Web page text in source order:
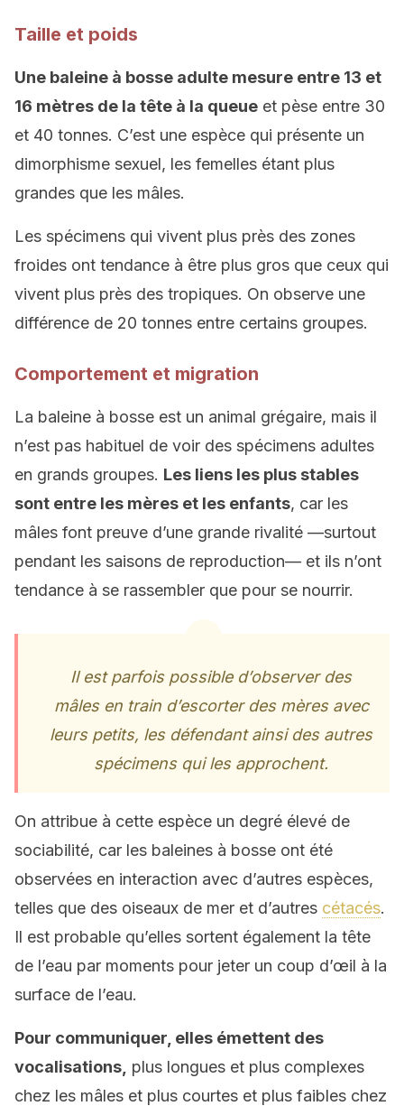
Taille et poids
Une baleine à bosse adulte mesure entre 13 et
16 mètres de la tête à la queue et pèse entre 30
et 40 tonnes. C’est une espèce qui présente un
dimorphisme sexuel, les femelles étant plus
grandes que les mâles.
Les spécimens qui vivent plus près des zones
froides ont tendance à être plus gros que ceux qui
vivent plus près des tropiques. On observe une
différence de 20 tonnes entre certains groupes.
Comportement et migration
La baleine à bosse est un animal grégaire, mais il
n’est pas habituel de voir des spécimens adultes
en grands groupes. Les liens les plus stables
sont entre les mères et les enfants, car les
mâles font preuve d’une grande rivalité —surtout
pendant les saisons de reproduction— et ils n’ont
tendance à se rassembler que pour se nourrir.
Il est parfois possible d’observer des
mâles en train d’escorter des mères avec
leurs petits, les défendant ainsi des autres
spécimens qui les approchent.
On attribue à cette espèce un degré élevé de
sociabilité, car les baleines à bosse ont été
observées en interaction avec d’autres espèces,
telles que des oiseaux de mer et d’autres cétacés.
Il est probable qu’elles sortent également la tête
de l’eau par moments pour jeter un coup d’œil à la
surface de l’eau.
Pour communiquer, elles émettent des
vocalisations, plus longues et plus complexes
chez les mâles et plus courtes et plus faibles chez